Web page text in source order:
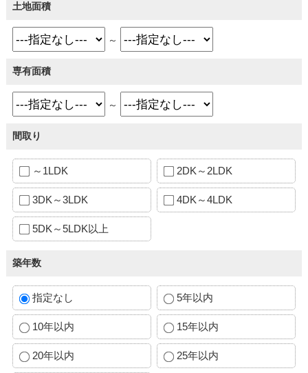
土地面積
～
専有面積
～
間取り
～1LDK 2DK～2LDK
3DK～3LDK 4DK～4LDK
5DK～5LDK以上
築年数
指定なし 5年以内
10年以内 15年以内
20年以内 25年以内